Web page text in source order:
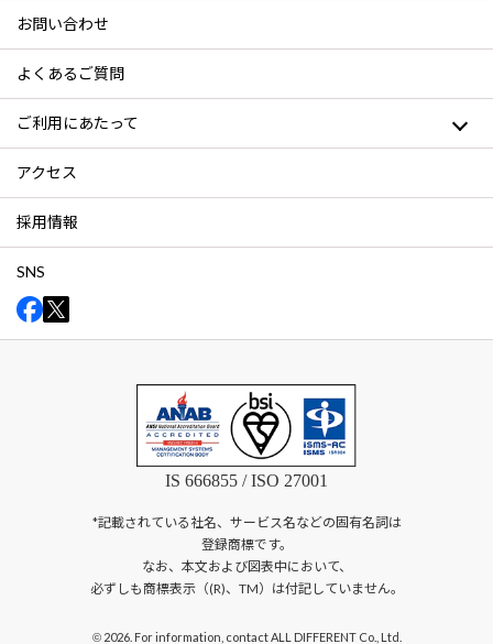
お問い合わせ
よくあるご質問
ご利用にあたって
アクセス
採用情報
SNS
IS 666855 / ISO 27001
*記載されている社名、サービス名などの固有名詞は
登録商標です。
なお、本文および図表中において、
必ずしも商標表示（(R)、TM）は付記していません。
©2026. For information, contact ALL DIFFERENT Co., Ltd.